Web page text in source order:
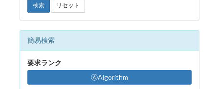
検索 リセット
簡易検索
要求ランク
ⒶAlgorithm